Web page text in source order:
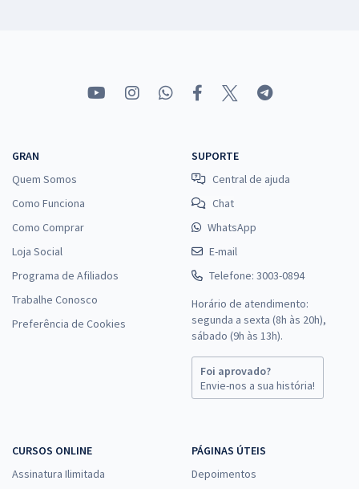
GRAN
Quem Somos
Como Funciona
Como Comprar
Loja Social
Programa de Afiliados
Trabalhe Conosco
Preferência de Cookies
SUPORTE
Central de ajuda
Chat
WhatsApp
E-mail
Telefone: 3003-0894
Horário de atendimento:
segunda a sexta (8h às 20h),
sábado (9h às 13h).
Foi aprovado?
Envie-nos a sua história!
CURSOS ONLINE
Assinatura Ilimitada
PÁGINAS ÚTEIS
Depoimentos